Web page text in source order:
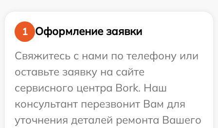
1
Оформление заявки
Свяжитесь с нами по телефону или
оставьте заявку на сайте
сервисного центра Bork. Наш
консультант перезвонит Вам для
уточнения деталей ремонта Вашего